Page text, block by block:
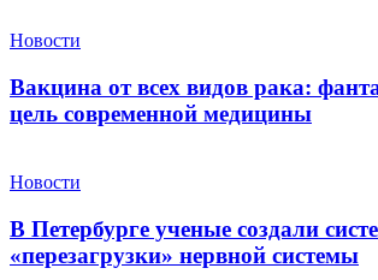
Новости
Вакцина от всех видов рака:
цель современной медицины
Новости
В Петербурге ученые создали
«перезагрузки» нервной системы